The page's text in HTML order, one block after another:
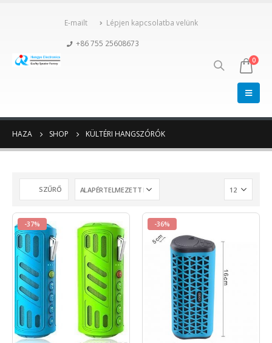
E-mailt Lépjen kapcsolatba velünk
+86 755 25608673
0
HAZA SHOP KÜLTÉRI HANGSZÓRÓK
SZŰRŐ
-37% -36%